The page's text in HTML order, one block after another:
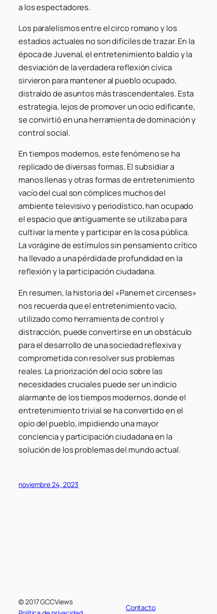
a los espectadores.
Los paralelismos entre el circo romano y los
estadios actuales no son difíciles de trazar. En la
época de Juvenal, el entretenimiento baldío y la
desviación de la verdadera reflexión cívica
sirvieron para mantener al pueblo ocupado,
distraído de asuntos más trascendentales. Esta
estrategia, lejos de promover un ocio edificante,
se convirtió en una herramienta de dominación y
control social.
En tiempos modernos, este fenómeno se ha
replicado de diversas formas. El subsidiar a
manos llenas y otras formas de entretenimiento
vacío del cual son cómplices muchos del
ambiente televisivo y periodístico, han ocupado
el espacio que antiguamente se utilizaba para
cultivar la mente y participar en la cosa pública.
La vorágine de estímulos sin pensamiento crítico
ha llevado a una pérdida de profundidad en la
reflexión y la participación ciudadana.
En resumen, la historia del «Panem et circenses»
nos recuerda que el entretenimiento vacío,
utilizado como herramienta de control y
distracción, puede convertirse en un obstáculo
para el desarrollo de una sociedad reflexiva y
comprometida con resolver sus problemas
reales. La priorización del ocio sobre las
necesidades cruciales puede ser un indicio
alarmante de los tiempos modernos, donde el
entretenimiento trivial se ha convertido en el
opio del pueblo, impidiendo una mayor
conciencia y participación ciudadana en la
solución de los problemas del mundo actual.
noviembre 24, 2023
© 2017 GCCViews
Contacto